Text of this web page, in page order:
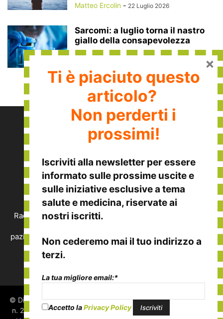
Matteo Ercolin - 22 Luglio 2026
Sarcomi: a luglio torna il nastro
giallo della consapevolezza
CHI SIAMO
Raccontiamo le eccellenze italiane nella medicina, nella
salute e nel benessere, viste dalla prospettiva del
paziente. Vuoi segnalare un'eccellenza o vuoi collaborare
con noi?
© Di Salute, tutti i diritti riservati. Testata giornalistica iscritta al
n. 2507 presso il Tribunale di Padova. Proprietario ed editore:
Ti è piaciuto questo
articolo?
Non perderti i
prossimi!
Iscriviti alla newsletter per essere
informato sulle prossime uscitee
sulle iniziative esclusivea tema
salute e medicina, riservate ai
nostri iscritti.
Non cederemo mai il tuo indirizzo a
terzi.
La tua migliore email:*
Accetto laPrivacy Policy
×